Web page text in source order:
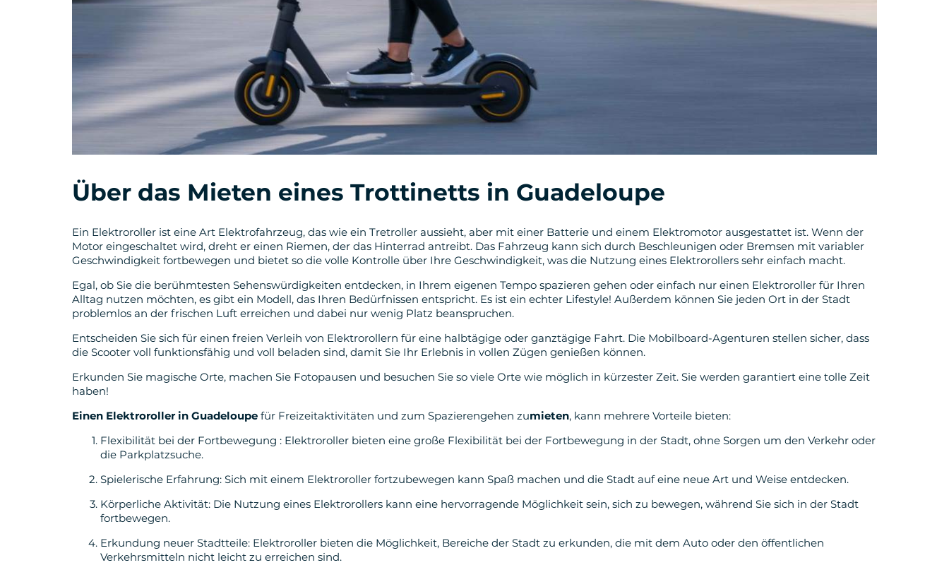
Über das Mieten eines Trottinetts in Guadeloupe
Ein Elektroroller ist eine Art Elektrofahrzeug, das wie ein Tretroller aussieht, aber mit einer Batterie und einem Elektromotor ausgestattet ist. Wenn der
Motor eingeschaltet wird, dreht er einen Riemen, der das Hinterrad antreibt. Das Fahrzeug kann sich durch Beschleunigen oder Bremsen mit variabler
Geschwindigkeit fortbewegen und bietet so die volle Kontrolle über Ihre Geschwindigkeit, was die Nutzung eines Elektrorollers sehr einfach macht.
Egal, ob Sie die berühmtesten Sehenswürdigkeiten entdecken, in Ihrem eigenen Tempo spazieren gehen oder einfach nur einen Elektroroller für Ihren
Alltag nutzen möchten, es gibt ein Modell, das Ihren Bedürfnissen entspricht. Es ist ein echter Lifestyle! Außerdem können Sie jeden Ort in der Stadt
problemlos an der frischen Luft erreichen und dabei nur wenig Platz beanspruchen.
Entscheiden Sie sich für einen freien Verleih von Elektrorollern für eine halbtägige oder ganztägige Fahrt. Die Mobilboard-Agenturen stellen sicher, dass
die Scooter voll funktionsfähig und voll beladen sind, damit Sie Ihr Erlebnis in vollen Zügen genießen können.
Erkunden Sie magische Orte, machen Sie Fotopausen und besuchen Sie so viele Orte wie möglich in kürzester Zeit. Sie werden garantiert eine tolle Zeit
haben!
Einen Elektroroller in Guadeloupe für Freizeitaktivitäten und zum Spazierengehen zumieten, kann mehrere Vorteile bieten:
Flexibilität bei der Fortbewegung : Elektroroller bieten eine große Flexibilität bei der Fortbewegung in der Stadt, ohne Sorgen um den Verkehr oder
die Parkplatzsuche.
Spielerische Erfahrung: Sich mit einem Elektroroller fortzubewegen kann Spaß machen und die Stadt auf eine neue Art und Weise entdecken.
Körperliche Aktivität: Die Nutzung eines Elektrorollers kann eine hervorragende Möglichkeit sein, sich zu bewegen, während Sie sich in der Stadt
fortbewegen.
Erkundung neuer Stadtteile: Elektroroller bieten die Möglichkeit, Bereiche der Stadt zu erkunden, die mit dem Auto oder den öffentlichen
Verkehrsmitteln nicht leicht zu erreichen sind.